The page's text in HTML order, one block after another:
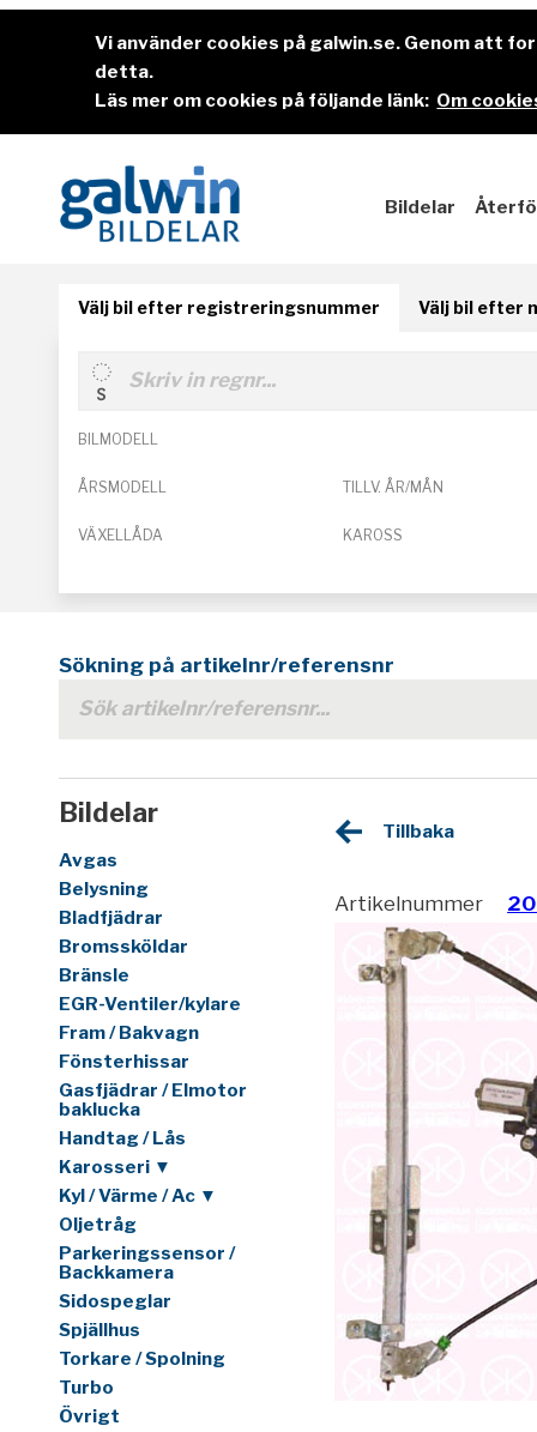
Vi använder cookies på galwin.se. Genom att
detta.
Läs mer om cookies på följande länk: Om
Bildelar
Välj bil efter registreringsnummer Välj bil efter
BILMODELL
ÅRSMODELL TILLV. ÅR/MÅN
VÄXELLÅDA KAROSS
Sökning på artikelnr/referensnr
Bildelar
Avgas
Belysning
Bladfjädrar
Bromssköldar
Bränsle
EGR-Ventiler/kylare
Fram / Bakvagn
Fönsterhissar
Gasfjädrar / Elmotor
baklucka
Handtag / Lås
Karosseri ▼
Kyl / Värme / Ac ▼
Oljetråg
Parkeringssensor /
Backkamera
Sidospeglar
Spjällhus
Torkare / Spolning
Turbo
Övrigt
Tillbaka
Artikelnummer